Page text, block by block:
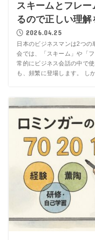
スキームとフレ
るので正しい理解
2026.04.25
日本のビジネスマンは2つの
会では、「スキーム」や「
常的にビジネス会話の中で
も、頻繁に登場します。 し